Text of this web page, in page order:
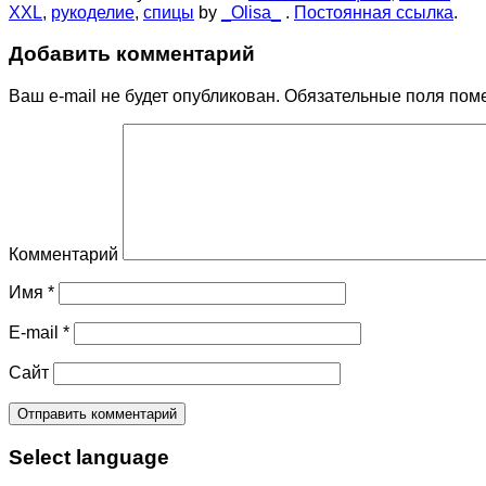
XXL, рукоделие, спицы by _Olisa_ . Постоянная ссылка.
Добавить комментарий
Ваш e-mail не будет опубликован. Обязательные поля
Комментарий
Имя *
E-mail *
Сайт
Select language